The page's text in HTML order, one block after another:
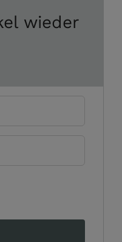
wieder